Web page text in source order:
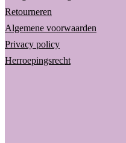
Retourneren
Algemene voorwaarden
Privacy policy
Herroepingsrecht